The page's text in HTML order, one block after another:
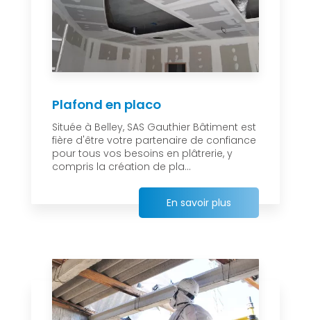
Plafond en placo
Située à Belley, SAS Gauthier Bâtiment est
fière d'être votre partenaire de confiance
pour tous vos besoins en plâtrerie, y
compris la création de pla...
En savoir plus